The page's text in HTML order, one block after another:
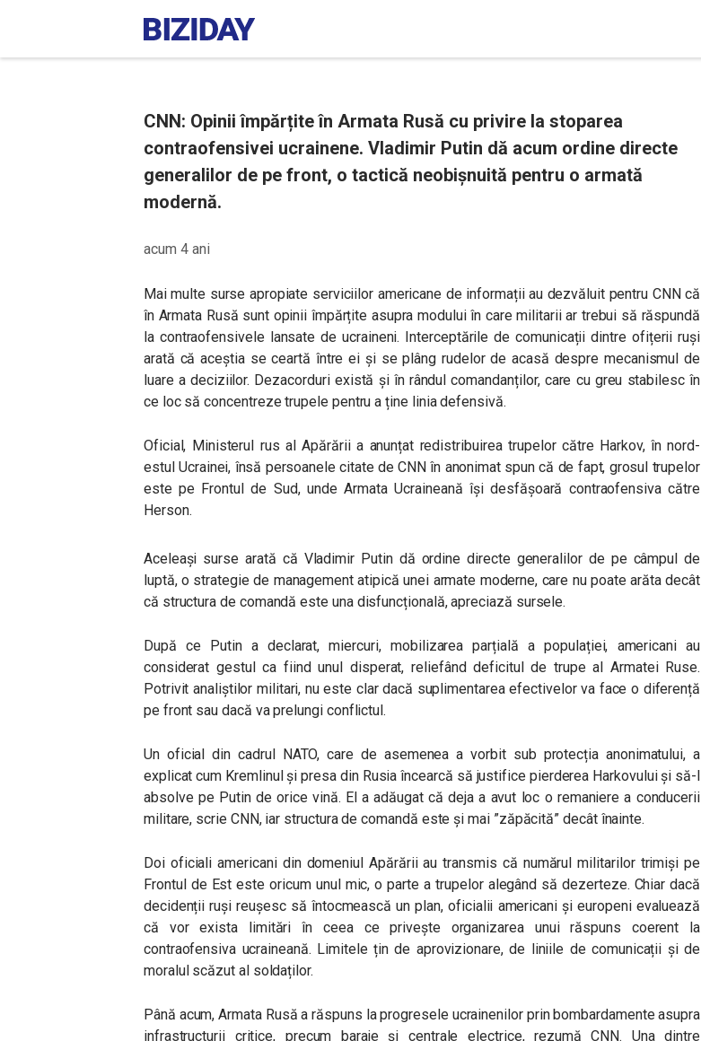
CNN: Opinii împărțite în Armata Rusă cu privire la stoparea
contraofensivei ucrainene. Vladimir Putin dă acum ordine directe
generalilor de pe front, o tactică neobișnuită pentru o armată
modernă.
acum 4 ani
Mai multe surse apropiate serviciilor americane de informații au dezvăluit pentru CNN că
în Armata Rusă sunt opinii împărțite asupra modului în care militarii ar trebui să răspundă
la contraofensivele lansate de ucraineni. Interceptările de comunicații dintre ofițerii ruși
arată că aceștia se ceartă între ei și se plâng rudelor de acasă despre mecanismul de
luare a deciziilor. Dezacorduri există și în rândul comandanților, care cu greu stabilesc în
ce loc să concentreze trupele pentru a ține linia defensivă.
Oficial, Ministerul rus al Apărării a anunțat redistribuirea trupelor către Harkov, în nord-
estul Ucrainei, însă persoanele citate de CNN în anonimat spun că de fapt, grosul trupelor
este pe Frontul de Sud, unde Armata Ucraineană își desfășoară contraofensiva către
Herson.
Aceleași surse arată că Vladimir Putin dă ordine directe generalilor de pe câmpul de
luptă, o strategie de management atipică unei armate moderne, care nu poate arăta decât
că structura de comandă este una disfuncțională, apreciază sursele.
După ce Putin a declarat, miercuri, mobilizarea parțială a populației, americani au
considerat gestul ca fiind unul disperat, reliefând deficitul de trupe al Armatei Ruse.
Potrivit analiștilor militari, nu este clar dacă suplimentarea efectivelor va face o diferență
pe front sau dacă va prelungi conflictul.
Un oficial din cadrul NATO, care de asemenea a vorbit sub protecția anonimatului, a
explicat cum Kremlinul și presa din Rusia încearcă să justifice pierderea Harkovului și să-l
absolve pe Putin de orice vină. El a adăugat că deja a avut loc o remaniere a conducerii
militare, scrie CNN, iar structura de comandă este și mai ”zăpăcită” decât înainte.
Doi oficiali americani din domeniul Apărării au transmis că numărul militarilor trimiși pe
Frontul de Est este oricum unul mic, o parte a trupelor alegând să dezerteze. Chiar dacă
decidenții ruși reușesc să întocmească un plan, oficialii americani și europeni evaluează
că vor exista limitări în ceea ce privește organizarea unui răspuns coerent la
contraofensiva ucraineană. Limitele țin de aprovizionare, de liniile de comunicații și de
moralul scăzut al soldaților.
Până acum, Armata Rusă a răspuns la progresele ucrainenilor prin bombardamente asupra
infrastructurii critice, precum baraje și centrale electrice, rezumă CNN. Una dintre